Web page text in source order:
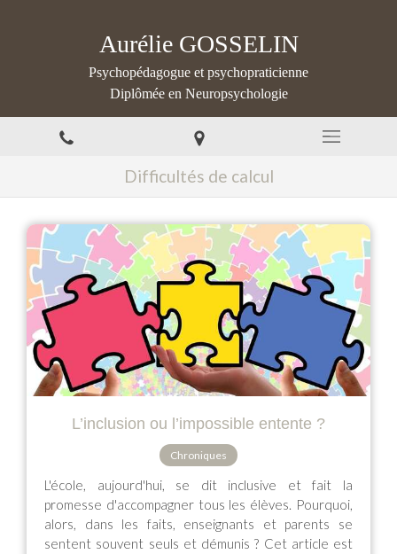
Aurélie GOSSELIN
Psychopédagogue et psychopraticienne
Diplômée en Neuropsychologie
Difficultés de calcul
L’inclusion ou l’impossible entente ?
Chroniques
L'école, aujourd'hui, se dit inclusive et fait la
promesse d'accompagner tous les élèves. Pourquoi,
alors, dans les faits, enseignants et parents se
sentent souvent seuls et démunis ? Cet article est